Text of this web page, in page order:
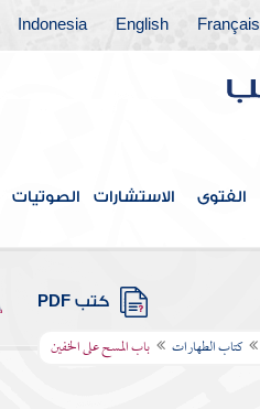
Français
English
Indonesia
الفتوى الاستشارات الصوتيات
كتب PDF
كتاب الطهارات باب المسح على الخفين